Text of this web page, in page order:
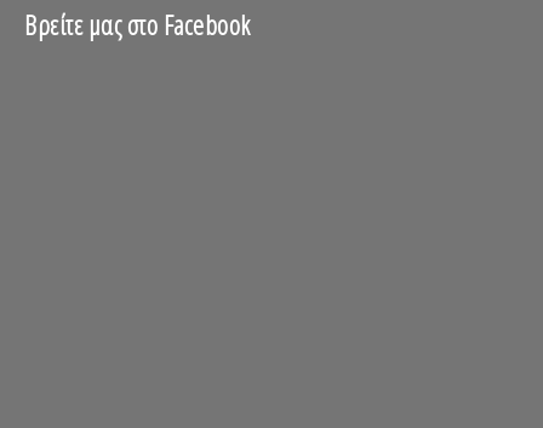
Βρείτε μας στο Facebook